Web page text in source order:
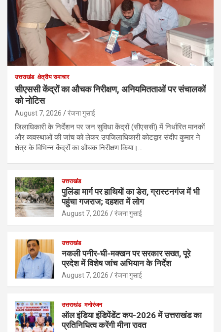
उत्तराखंड क्षेत्रीय समाचार
सीएससी केंद्रों का औचक निरीक्षण, अनियमितताओं पर संचालकों
को नोटिस
August 7, 2026 रंजना गुसाई
जिलाधिकारी के निर्देशन पर जन सुविधा केंद्रों (सीएससी) में निर्धारित मानकों
और व्यवस्थाओं की जांच को लेकर उपजिलाधिकारी कोटद्वार संदीप कुमार ने
क्षेत्र के विभिन्न केंद्रों का औचक निरीक्षण किया।…
उत्तराखंड
पुलिंडा मार्ग पर हाथियों का डेरा, ग्रास्टनगंज में भी
पहुंचा गजराज; दहशत में लोग
August 7, 2026 रंजना गुसाई
उत्तराखंड
नकली पनीर-घी-मक्खन पर सरकार सख्त, पूरे
प्रदेश में विशेष जांच अभियान के निर्देश
August 7, 2026 रंजना गुसाई
उत्तराखंड मनोरंजन
ऑल इंडिया इंडिपेंडेंट कप-2026 में उत्तराखंड का
प्रतिनिधित्व करेंगी मीना रावत